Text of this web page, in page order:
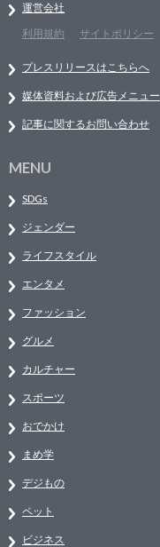
運営会社
利用規約
サイトポリシー
プレスリリースはこちらへ
媒体資料および広告メニュー
記事に関するお問い合わせ
MENU
SDGs
ジェンダー
ライフスタイル
エンタメ
ファッション
グルメ
カルチャー
スポーツ
おでかけ
まめ学
デジもの
ペット
ビジネス